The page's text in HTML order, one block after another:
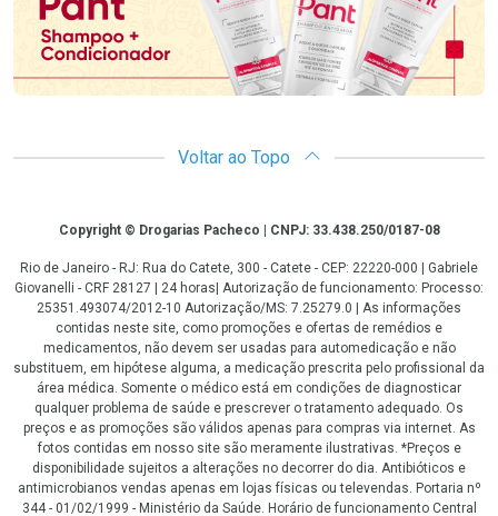
Voltar ao Topo
CopyrightCopyright © Drogarias Pacheco | CNPJ: 33.438.250/0187-08
Rio de Janeiro - RJ: Rua do Catete, 300 - Catete - CEP: 22220-000 | Gabriele
Giovanelli - CRF 28127 | 24 horas| Autorização de funcionamento: Processo:
25351.493074/2012-10 Autorização/MS: 7.25279.0 | As informações
contidas neste site, como promoções e ofertas de remédios e
medicamentos, não devem ser usadas para automedicação e não
substituem, em hipótese alguma, a medicação prescrita pelo profissional da
área médica. Somente o médico está em condições de diagnosticar
qualquer problema de saúde e prescrever o tratamento adequado. Os
preços e as promoções são válidos apenas para compras via internet. As
fotos contidas em nosso site são meramente ilustrativas. *Preços e
disponibilidade sujeitos a alterações no decorrer do dia. Antibióticos e
antimicrobianos vendas apenas em lojas físicas ou televendas. Portaria nº
344 - 01/02/1999 - Ministério da Saúde. Horário de funcionamento Central